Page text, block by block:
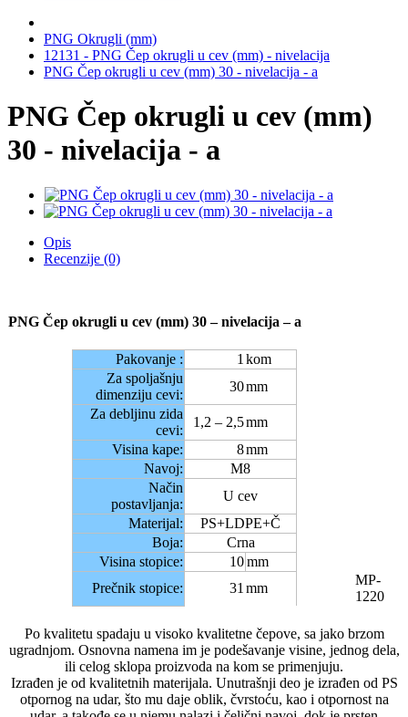
PNG Okrugli (mm)
12131 - PNG Čep okrugli u cev (mm) - nivelacija
PNG Čep okrugli u cev (mm) 30 - nivelacija - a
PNG Čep okrugli u cev (mm)
30 - nivelacija - a
Opis
Recenzije (0)
PNG Čep okrugli u cev (mm) 30 – nivelacija – a
Pakovanje : 1 kom
Za spoljašnju
dimenziju cevi:
30mm
Za debljinu zida
cevi:
1,2 – 2,5mm
Visina kape:
8mm
Navoj:
M8
Način
postavljanja:
U cev
Materijal:
PS+LDPE+Č
Boja:
Crna
Visina stopice:
10mm
Prečnik stopice:
31 mm
MP-
1220
Po kvalitetu spadaju u visoko kvalitetne čepove, sa jako brzom
ugradnjom. Osnovna namena im je podešavanje visine, jednog dela,
ili celog sklopa proizvoda na kom se primenjuju.
Izrađen je od kvalitetnih materijala. Unutrašnji deo je izrađen od PS
otpornog na udar, što mu daje oblik, čvrstoću, kao i otpornost na